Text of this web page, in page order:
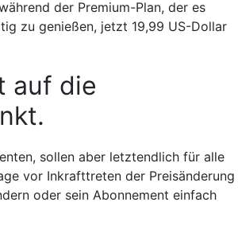
der Premium-Plan, der es
zu genießen, jetzt 19,99 US-Dollar
auf die
sollen aber letztendlich für alle
vor Inkrafttreten der Preisänderung
oder sein Abonnement einfach